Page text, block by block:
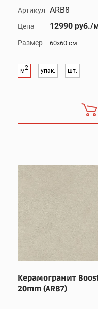
Артикул ARB8
Цена 12990 руб./
Размер 60x60 см
м2 упак. шт.
Керамогранит
20mm (ARB7)